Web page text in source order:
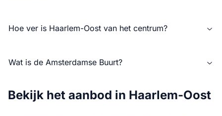
Hoe ver is Haarlem-Oost van het centrum?
Wat is de Amsterdamse Buurt?
Bekijk het aanbod in Haarlem-Oost